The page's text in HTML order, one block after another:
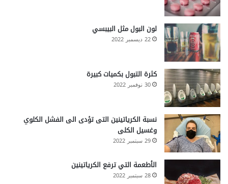
لون البول مثل البيبسي
22 ديسمبر 2022
كثرة التبول بكميات كبيرة
30 نوفمبر 2022
نسبة الكرياتينين التى تؤدى الى الفشل الكلوي
وغسيل الكلى
29 سبتمبر 2022
الأطعمة التي ترفع الكرياتينين
28 سبتمبر 2022